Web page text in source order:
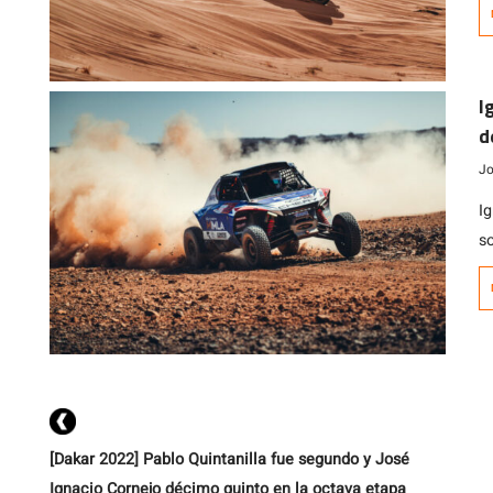
[Dakar 2022] Pablo Quintanilla fue segundo y José